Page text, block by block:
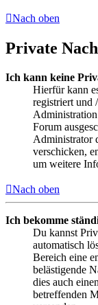
Nach oben
Private
Ich kann keine
Hierfür kann
registriert und
Forum
Administrator
verschicken,
um weitere
Nach oben
Ich bekomme
Du kannst
automatisch
Bereich eine
belästigende
dies auch
betreffenden